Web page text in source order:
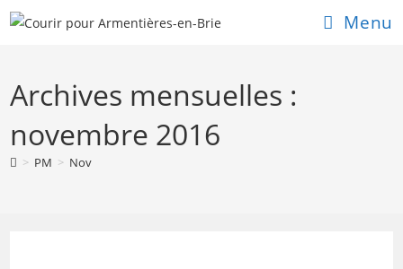
Skip
Menu
Archives mensuelles :
novembre 2016
> PM > Nov